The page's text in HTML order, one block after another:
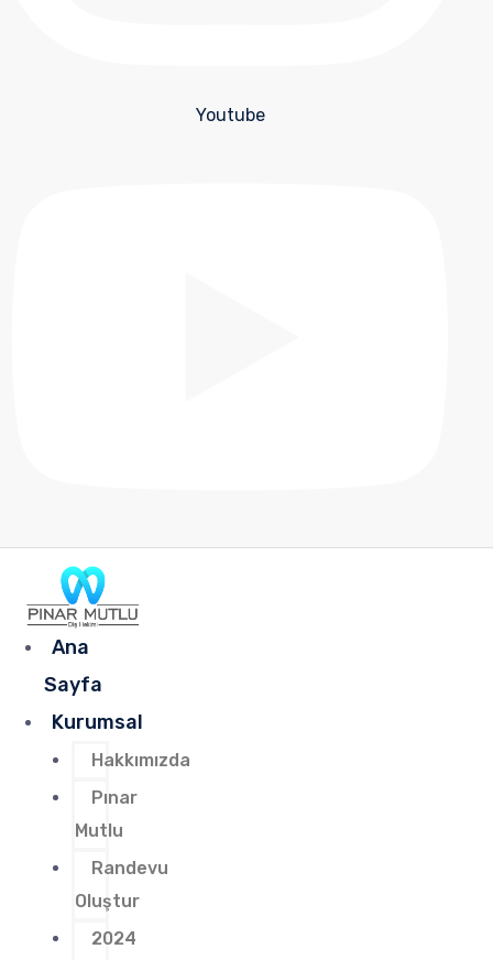
Youtube
Ana
Sayfa
Kurumsal
Hakkımızda
Pınar
Mutlu
Randevu
Oluştur
2024